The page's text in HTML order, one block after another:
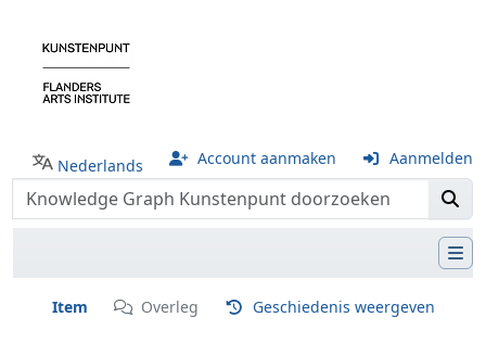
Nederlands Account aanmaken Aanmelden
Item Overleg Geschiedenis weergeven